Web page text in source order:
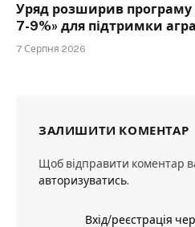
Уряд розширив програму
7-9%» для підтримки
7 Серпня 2026
ЗАЛИШИТИ КОМЕНТАР
Щоб відправити коментар
авторизуватись.
Вхід/реєстрація